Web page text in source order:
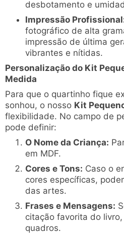
desbotamento e
Impressão
fotográfico de alta
impressão de última
vibrantes e nítidas.
Personalização do Kit
Medida
Para que o quartinho fique
sonhou, o nosso Kit
flexibilidade. No campo de
pode definir:
O Nome da Criança:
em MDF.
Cores e Tons: Caso o
cores específicas,
das artes.
Frases e Mensagens:
citação favorita do
quadros.